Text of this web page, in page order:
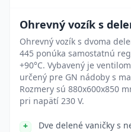
Ohrevný vozík s
Ohrevný vozík s dvoma
445 ponúka samostatnú
+90°C. Vybavený je
určený pre GN nádoby s
Rozmery sú 880x600x850
pri napätí 230 V.
Dve delené vaničky s